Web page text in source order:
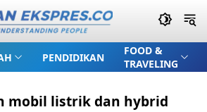
PENDIDIKAN
FOOD &
TRAVELING
mobil listrik dan hybrid